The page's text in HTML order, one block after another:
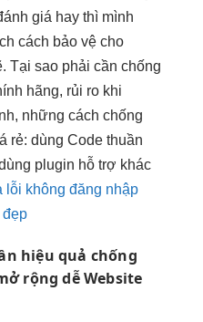
giá hay thì mình
cách bảo vệ cho
Tại sao phải cần chống
hãng, rủi ro khi
những cách chống
rẻ: dùng Code thuần
plugin hỗ trợ khác
lỗi không đăng nhập
đẹp
hiệu quả chống
rộng dễWebsite